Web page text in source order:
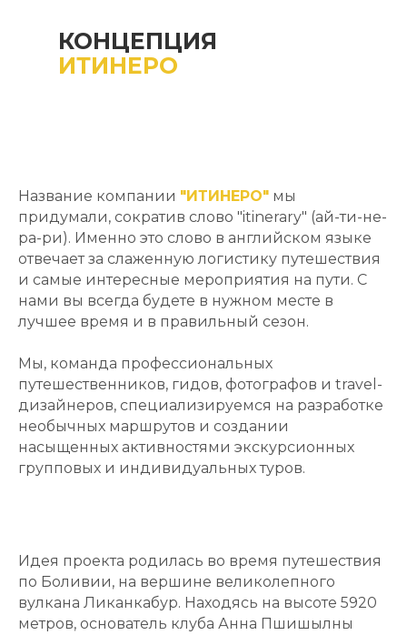
КОНЦЕПЦИЯ
ИТИНЕРО
Название компании "ИТИНЕРО" мы
придумали, сократив слово "itinerary" (ай-ти-не-
ра-ри). Именно это слово в английском языке
отвечает за слаженную логистику путешествия
и самые интересные мероприятия на пути. С
нами вы всегда будете в нужном месте в
лучшее время и в правильный сезон.
Мы, команда профессиональных
путешественников, гидов, фотографов и travel-
дизайнеров, специализируемся на разработке
необычных маршрутов и создании
насыщенных активностями экскурсионных
групповых и индивидуальных туров.
Идея проекта родилась во время путешествия
по Боливии, на вершине великолепного
вулкана Ликанкабур. Находясь на высоте 5920
метров, основатель клуба Анна Пшишылны